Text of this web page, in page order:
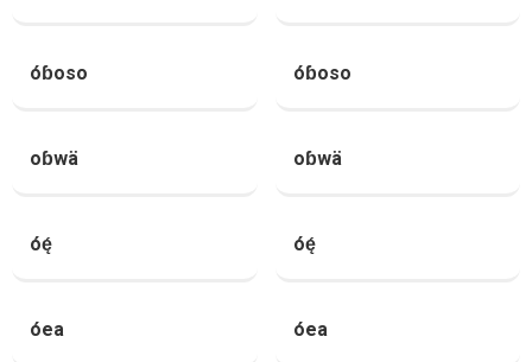
óɓoso óɓoso
oɓwä oɓwä
óę́ óę́
óea óea